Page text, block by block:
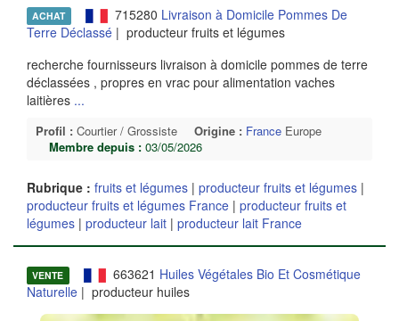
ACHAT 715280 Livraison à Domicile Pommes De
Terre Déclassé | producteur fruits et légumes
recherche fournisseurs livraison à domicile pommes de terre
déclassées , propres en vrac pour alimentation vaches
laitières ...
Profil : Courtier / Grossiste Origine : France Europe
Membre depuis : 03/05/2026
Rubrique : fruits et légumes | producteur fruits et légumes |
producteur fruits et légumes France | producteur fruits et
légumes | producteur lait | producteur lait France
VENTE 663621 Huiles Végétales Bio Et Cosmétique
Naturelle | producteur huiles